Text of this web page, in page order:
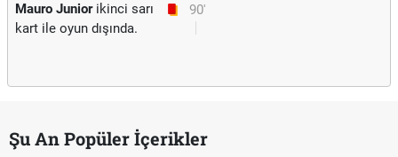
90'
Mauro Juniorikinci sarı
kart ile oyun dışında.
Şu An Popüler İçerikler